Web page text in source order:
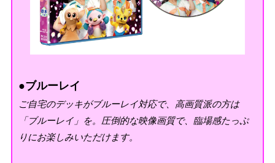
●ブルーレイ
ご自宅のデッキがブルーレイ対応で、高画質派の方は
「ブルーレイ」を。圧倒的な映像画質で、臨場感たっぷ
りにお楽しみいただけます。